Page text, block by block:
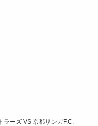
ラーズ VS 京都サンガF.C.